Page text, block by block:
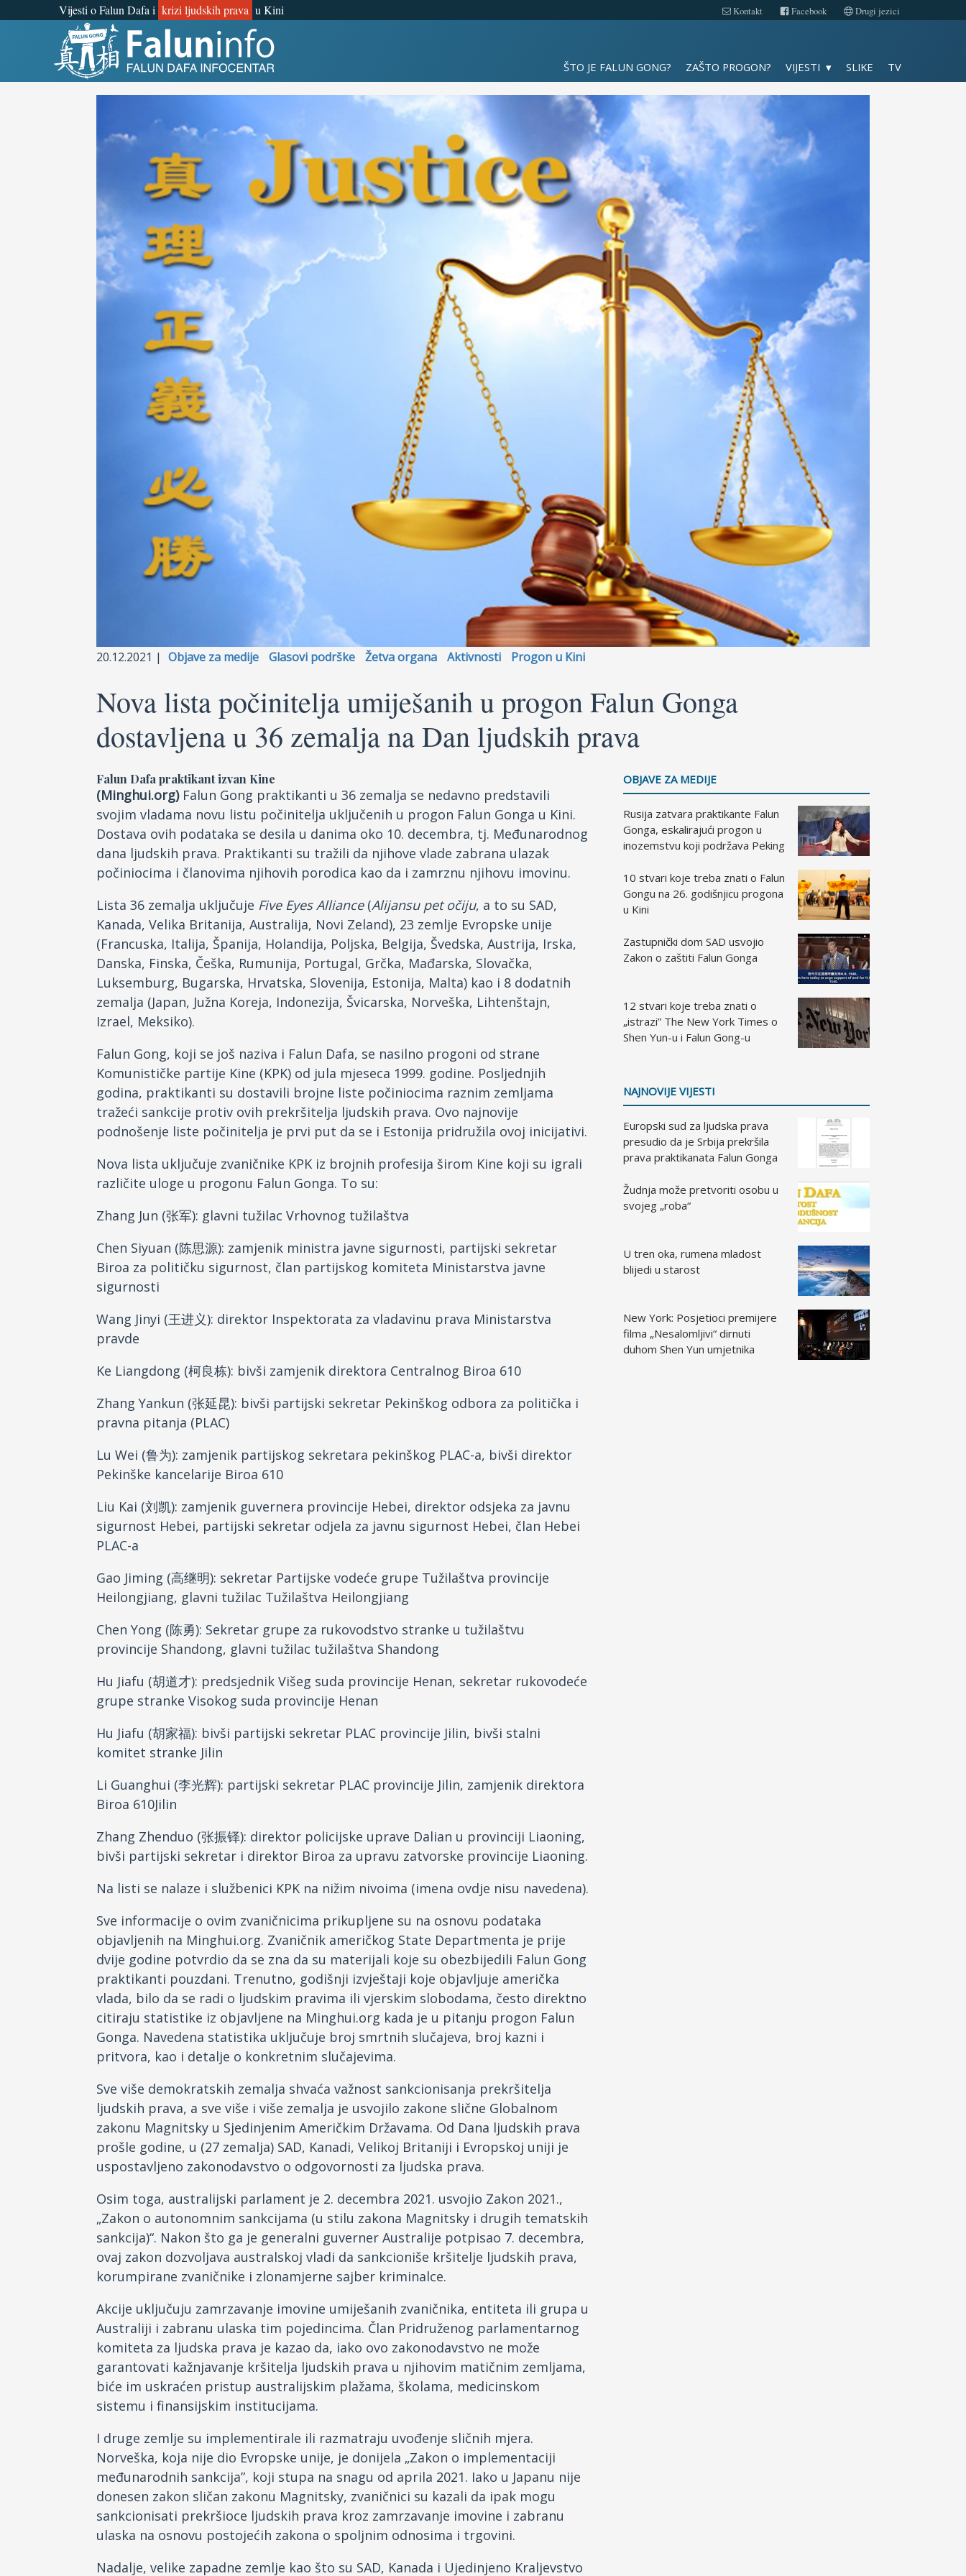
Vijesti o Falun Dafa i krizi ljudskih prava u Kini Kontakt Facebook Drugi jezici
ŠTO JE FALUN GONG? ZAŠTO PROGON? VIJESTI SLIKE TV
Što je Falun Gong?
Zašto progon?
Objave za medije
Osobna iskustva
Najnovije vijesti
Slike
TV
Kontakt
Facebook
Drugi jezici
20.12.2021 | Objave za medije Glasovi podrške Žetva organa Aktivnosti Progon u Kini
Nova lista počinitelja umiješanih u progon Falun Gonga
dostavljena u 36 zemalja na Dan ljudskih prava
Falun Dafa praktikant izvan Kine
(Minghui.org)Falun Gong praktikanti u 36 zemalja se nedavno predstavili
svojim vladama novu listu počinitelja uključenih u progon Falun Gonga u Kini.
Dostava ovih podataka se desila u danima oko 10. decembra, tj. Međunarodnog
dana ljudskih prava. Praktikanti su tražili da njihove vlade zabrana ulazak
počiniocima i članovima njihovih porodica kao da i zamrznu njihovu imovinu.
Lista 36 zemalja uključuje Five Eyes Alliance(Alijansu pet očiju, a to su SAD,
Kanada, Velika Britanija, Australija, Novi Zeland), 23 zemlje Evropske unije
(Francuska, Italija, Španija, Holandija, Poljska, Belgija, Švedska, Austrija, Irska,
Danska, Finska, Češka, Rumunija, Portugal, Grčka, Mađarska, Slovačka,
Luksemburg, Bugarska, Hrvatska, Slovenija, Estonija, Malta) kao i 8 dodatnih
zemalja (Japan, Južna Koreja, Indonezija, Švicarska, Norveška, Lihtenštajn,
Izrael, Meksiko).
Falun Gong, koji se još naziva i Falun Dafa, se nasilno progoni od strane
Komunističke partije Kine (KPK) od jula mjeseca 1999. godine. Posljednjih
godina, praktikanti su dostavili brojne liste počiniocima raznim zemljama
tražeći sankcije protiv ovih prekršitelja ljudskih prava. Ovo najnovije
podnošenje liste počinitelja je prvi put da se i Estonija pridružila ovoj inicijativi.
Nova lista uključuje zvaničnike KPK iz brojnih profesija širom Kine koji su igrali
različite uloge u progonu Falun Gonga. To su:
Zhang Jun (张军): glavni tužilac Vrhovnog tužilaštva
Chen Siyuan (陈思源): zamjenik ministra javne sigurnosti, partijski sekretar
Biroa za političku sigurnost, član partijskog komiteta Ministarstva javne
sigurnosti
Wang Jinyi (王进义): direktor Inspektorata za vladavinu prava Ministarstva
pravde
Ke Liangdong (柯良栋): bivši zamjenik direktora Centralnog Biroa 610
Zhang Yankun (张延昆): bivši partijski sekretar Pekinškog odbora za politička i
pravna pitanja (PLAC)
Lu Wei (鲁为): zamjenik partijskog sekretara pekinškog PLAC-a, bivši direktor
Pekinške kancelarije Biroa 610
Liu Kai (刘凯): zamjenik guvernera provincije Hebei, direktor odsjeka za javnu
sigurnost Hebei, partijski sekretar odjela za javnu sigurnost Hebei, član Hebei
PLAC-a
Gao Jiming (高继明): sekretar Partijske vodeće grupe Tužilaštva provincije
Heilongjiang, glavni tužilac Tužilaštva Heilongjiang
Chen Yong (陈勇): Sekretar grupe za rukovodstvo stranke u tužilaštvu
provincije Shandong, glavni tužilac tužilaštva Shandong
Hu Jiafu (胡道才): predsjednik Višeg suda provincije Henan, sekretar rukovodeće
grupe stranke Visokog suda provincije Henan
Hu Jiafu (胡家福): bivši partijski sekretar PLAC provincije Jilin, bivši stalni
komitet stranke Jilin
Li Guanghui (李光辉): partijski sekretar PLAC provincije Jilin, zamjenik direktora
Biroa 610Jilin
Zhang Zhenduo (张振铎): direktor policijske uprave Dalian u provinciji Liaoning,
bivši partijski sekretar i direktor Biroa za upravu zatvorske provincije Liaoning.
Na listi se nalaze i službenici KPK na nižim nivoima (imena ovdje nisu navedena).
Sve informacije o ovim zvaničnicima prikupljene su na osnovu podataka
objavljenih na Minghui.org. Zvaničnik američkog State Departmenta je prije
dvije godine potvrdio da se zna da su materijali koje su obezbijedili Falun Gong
praktikanti pouzdani. Trenutno, godišnji izvještaji koje objavljuje američka
vlada, bilo da se radi o ljudskim pravima ili vjerskim slobodama, često direktno
citiraju statistike iz objavljene na Minghui.org kada je u pitanju progon Falun
Gonga. Navedena statistika uključuje broj smrtnih slučajeva, broj kazni i
pritvora, kao i detalje o konkretnim slučajevima.
Sve više demokratskih zemalja shvaća važnost sankcionisanja prekršitelja
ljudskih prava, a sve više i više zemalja je usvojilo zakone slične Globalnom
zakonu Magnitsky u Sjedinjenim Američkim Državama. Od Dana ljudskih prava
prošle godine, u (27 zemalja) SAD, Kanadi, Velikoj Britaniji i Evropskoj uniji je
uspostavljeno zakonodavstvo o odgovornosti za ljudska prava.
Osim toga, australijski parlament je 2. decembra 2021. usvojio Zakon 2021.,
„Zakon o autonomnim sankcijama (u stilu zakona Magnitsky i drugih tematskih
sankcija)“. Nakon što ga je generalni guverner Australije potpisao 7. decembra,
ovaj zakon dozvoljava australskoj vladi da sankcioniše kršitelje ljudskih prava,
korumpirane zvaničnike i zlonamjerne sajber kriminalce.
Akcije uključuju zamrzavanje imovine umiješanih zvaničnika, entiteta ili grupa u
Australiji i zabranu ulaska tim pojedincima. Član Pridruženog parlamentarnog
komiteta za ljudska prava je kazao da, iako ovo zakonodavstvo ne može
garantovati kažnjavanje kršitelja ljudskih prava u njihovim matičnim zemljama,
biće im uskraćen pristup australijskim plažama, školama, medicinskom
sistemu i finansijskim institucijama.
I druge zemlje su implementirale ili razmatraju uvođenje sličnih mjera.
Norveška, koja nije dio Evropske unije, je donijela „Zakon o implementaciji
međunarodnih sankcija”, koji stupa na snagu od aprila 2021. Iako u Japanu nije
donesen zakon sličan zakonu Magnitsky, zvaničnici su kazali da ipak mogu
sankcionisati prekršioce ljudskih prava kroz zamrzavanje imovine i zabranu
ulaska na osnovu postojećih zakona o spoljnim odnosima i trgovini.
Nadalje, velike zapadne zemlje kao što su SAD, Kanada i Ujedinjeno Kraljevstvo
OBJAVE ZA MEDIJE
Rusija zatvara praktikante Falun
Gonga, eskalirajući progon u
inozemstvu koji podržava Peking
10 stvari koje treba znati o Falun
Gongu na 26. godišnjicu progona
u Kini
Zastupnički dom SAD usvojio
Zakon o zaštiti Falun Gonga
12 stvari koje treba znati o
„istrazi” The New York Times o
Shen Yun-u i Falun Gong-u
NAJNOVIJE VIJESTI
Europski sud za ljudska prava
presudio da je Srbija prekršila
prava praktikanata Falun Gonga
Žudnja može pretvoriti osobu u
svojeg „roba“
U tren oka, rumena mladost
blijedi u starost
New York: Posjetioci premijere
filma „Nesalomljivi“ dirnuti
duhom Shen Yun umjetnika